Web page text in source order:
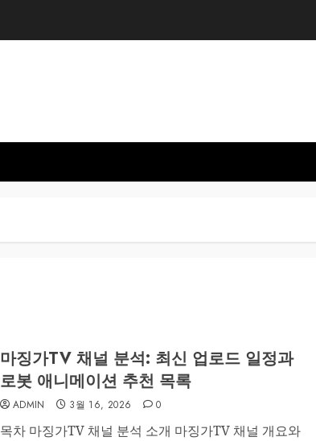
마징가TV 채널 분석: 최신 업로드 일정과
로봇 애니메이션 추천 목록
ADMIN 3월 16, 2026 0
목차 마징가TV 채널 분석 소개 마징가TV 채널 개요와